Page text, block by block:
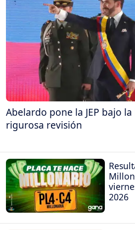
Abelardo pone la JEP bajo
rigurosa revisión
2026